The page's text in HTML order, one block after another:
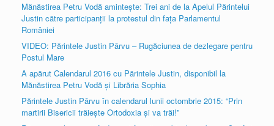
Mănăstirea Petru Vodă aminteşte: Trei ani de la Apelul Părintelui
Justin către participanţii la protestul din faţa Parlamentul
României
VIDEO: Părintele Justin Pârvu – Rugăciunea de dezlegare pentru
Postul Mare
A apărut Calendarul 2016 cu Părintele Justin, disponibil la
Mănăstirea Petru Vodă şi Librăria Sophia
Părintele Justin Pârvu în calendarul lunii octombrie 2015: “Prin
martirii Bisericii trăieşte Ortodoxia şi va trăi!”